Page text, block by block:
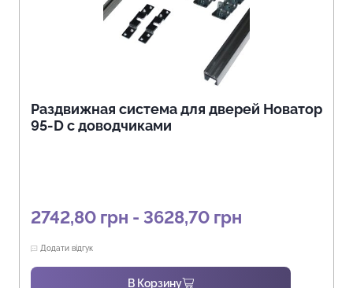
Раздвижная система для дверей Новатор
95-D с доводчиками
2742,80 грн - 3628,70 грн
Додати відгук
В Корзину